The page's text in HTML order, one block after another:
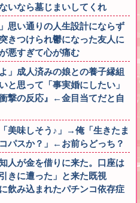
いなら墓じまいしてくれ
思い通りの人生設計にならず
きつけられ鬱になった友人に
悪すぎて心が痛む
」成人済みの娘との養子縁組
と思って「事実婚にしたい」
撃の反応』←金目当てだと自
美味しそう♪」→俺「生きたま
パスか？」←お前らどっち？
人が金を借りに来た。口座は
きに遭った」と来た既視
み込まれたパチンコ依存症